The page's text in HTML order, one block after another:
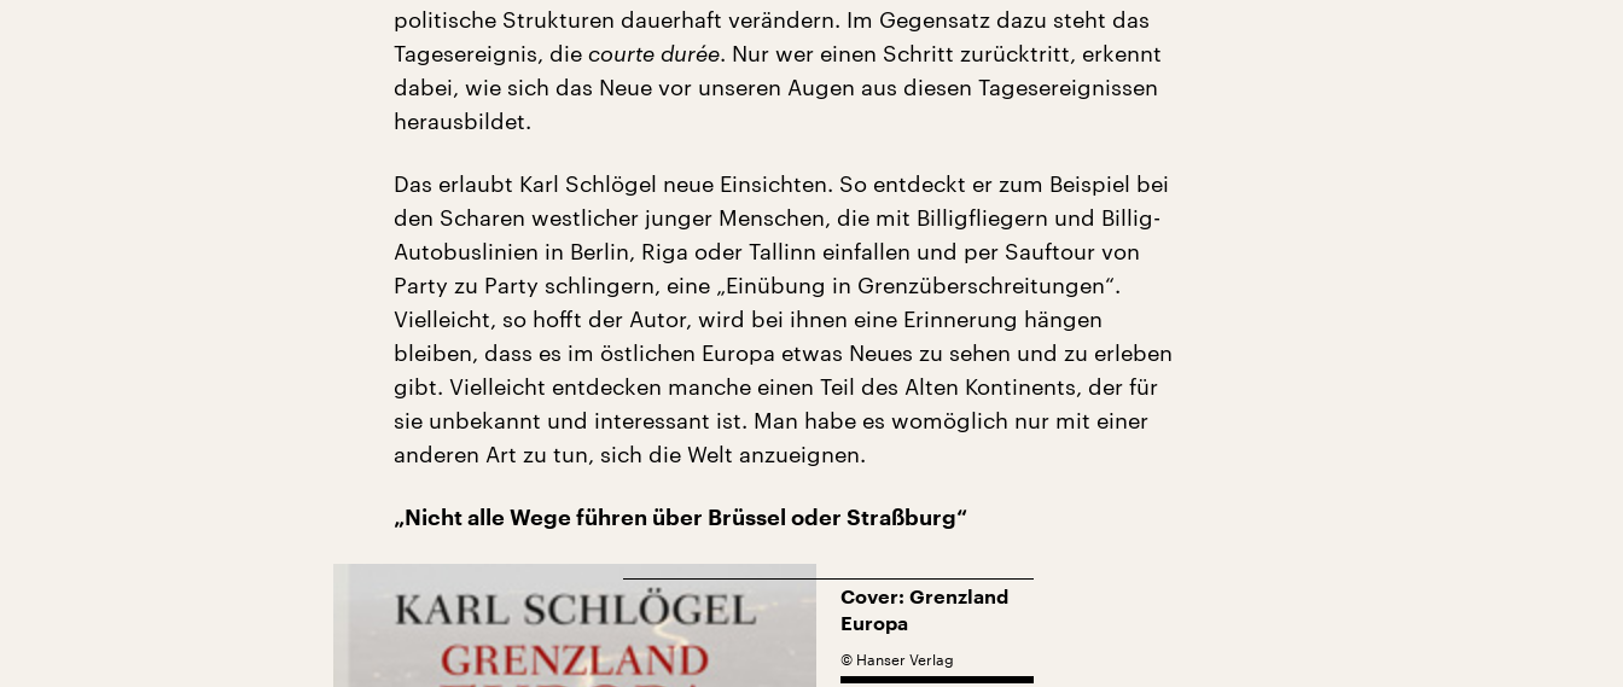
politische Strukturen dauerhaft verändern. Im Gegensatz dazu steht das
Tagesereignis, die courte durée. Nur wer einen Schritt zurücktritt, erkennt
dabei, wie sich das Neue vor unseren Augen aus diesen Tagesereignissen
herausbildet.
Das erlaubt Karl Schlögel neue Einsichten. So entdeckt er zum Beispiel bei
den Scharen westlicher junger Menschen, die mit Billigfliegern und Billig-
Autobuslinien in Berlin, Riga oder Tallinn einfallen und per Sauftour von
Party zu Party schlingern, eine „Einübung in Grenzüberschreitungen“.
Vielleicht, so hofft der Autor, wird bei ihnen eine Erinnerung hängen
bleiben, dass es im östlichen Europa etwas Neues zu sehen und zu erleben
gibt. Vielleicht entdecken manche einen Teil des Alten Kontinents, der für
sie unbekannt und interessant ist. Man habe es womöglich nur mit einer
anderen Art zu tun, sich die Welt anzueignen.
„Nicht alle Wege führen über Brüssel oder Straßburg“
Cover: Grenzland
Europa
© Hanser Verlag